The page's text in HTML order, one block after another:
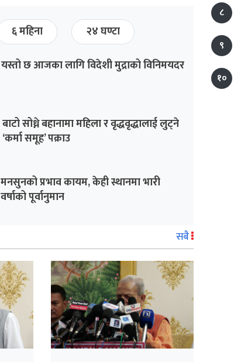
६ महिना २४ घण्टा
यस्तो छ आजका लागि विदेशी मुद्राको विनिमयदर
बाटो सोध्ने बहानामा महिला र वृद्धवृद्धालाई लुट्ने
‘कर्मा समूह’ पक्राउ
मनसुनको प्रभाव कायम, केही स्थानमा भारी
वर्षाको पूर्वानुमान
सबै
८
९
१०